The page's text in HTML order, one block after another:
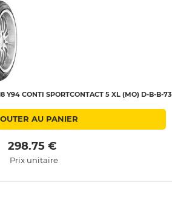
Y94 CONTI SPORTCONTACT 5 XL (MO) D-B-B-73
AU PANIER
298.75 €
Prix unitaire